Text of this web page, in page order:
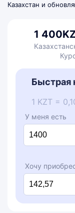
Казахстан и
1 400
Быстрая
1 KZT =
У меня есть
Хочу